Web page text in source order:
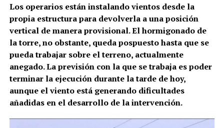
Los operarios están instalando vientos desde la
propia estructura para devolverla a una posición
vertical de manera provisional. El hormigonado de
la torre, no obstante, queda pospuesto hasta que se
pueda trabajar sobre el terreno, actualmente
anegado. La previsión con la que se trabaja es poder
terminar la ejecución durante la tarde de hoy,
aunque el viento está generando dificultades
añadidas en el desarrollo de la intervención.